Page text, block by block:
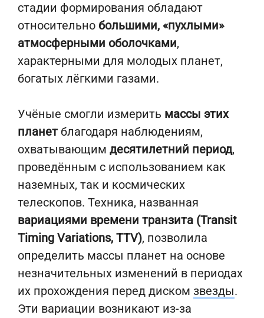
стадии формирования обладают
относительно большими, «пухлыми»
атмосферными оболочками,
характерными для молодых планет,
богатых лёгкими газами.
Учёные смогли измерить массы этих
планет благодаря наблюдениям,
охватывающим десятилетний период,
проведённым с использованием как
наземных, так и космических
телескопов. Техника, названная
вариациями времени транзита (Transit
Timing Variations, TTV), позволила
определить массы планет на основе
незначительных изменений в периодах
их прохождения перед диском звезды.
Эти вариации возникают из-за